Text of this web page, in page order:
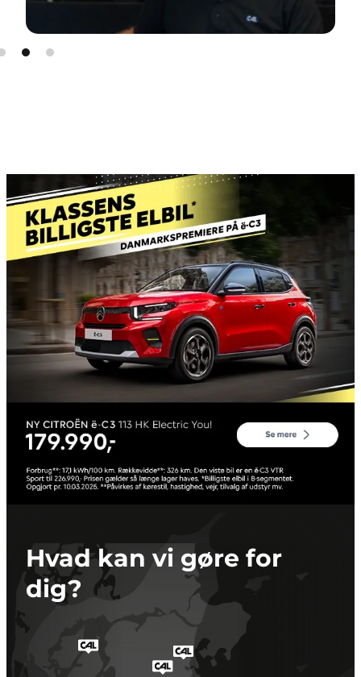
Hvad kan vi gøre for
dig?